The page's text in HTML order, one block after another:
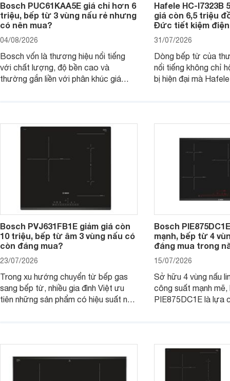
Bosch PUC61KAA5E giá chỉ hơn 6
triệu, bếp từ 3 vùng nấu rẻ nhưng
có nên mua?
04/08/2026
Bosch vốn là thương hiệu nổi tiếng
với chất lượng, độ bền cao và
thường gắn liền với phân khúc giá
đơn vị phân phối với mức giá khá dễ
tiếp cận, thu hút sự quan tâm của
Hafele HC-I7323B
giá còn 6,5 triệu
Đức tiết kiệm
31/07/2026
Dòng bếp từ của
nổi tiếng không chỉ
bị hiện đại mà
gia đình.
Bosch PVJ631FB1E giảm giá còn
10 triệu, bếp từ âm 3 vùng nấu có
còn đáng mua?
23/07/2026
Trong xu hướng chuyển từ bếp gas
sang bếp từ, nhiều gia đình Việt ưu
tiên những sản phẩm có hiệu suất nấu
mẫu bếp đáp ứng tốt các tiêu chí này.
Bosch
mạnh, bếp từ 4
đáng mua trong
15/07/2026
Sở hữu 4 vùng nấu
công suất mạnh
PIE875DC1E là lựa